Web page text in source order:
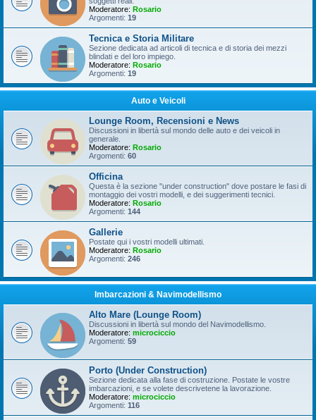
Moderatore: Rosario
Argomenti: 19
Tecnica e Storia Militare
Sezione dedicata ad articoli di tecnica e di storia dei mezzi
blindati e del loro impiego.
Moderatore: Rosario
Argomenti: 19
Auto e Veicoli
Lounge Room, Recensioni e News
Discussioni in libertà sul mondo delle auto e dei veicoli in
generale.
Moderatore: Rosario
Argomenti: 60
Officina
Questa è la sezione "under construction" dove postare le fasi di
montaggio dei vostri modelli, e dei suggerimenti tecnici.
Moderatore: Rosario
Argomenti: 144
Gallerie
Postate qui i vostri modelli ultimati.
Moderatore: Rosario
Argomenti: 246
Imbarcazioni & Navimodellismo
Alto Mare (Lounge Room)
Discussioni in libertà sul mondo del Navimodellismo.
Moderatore: microciccio
Argomenti: 59
Porto (Under Construction)
Sezione dedicata alla fase di costruzione. Postate le vostre
imbarcazioni, e se volete descrivetene la lavorazione.
Moderatore: microciccio
Argomenti: 116